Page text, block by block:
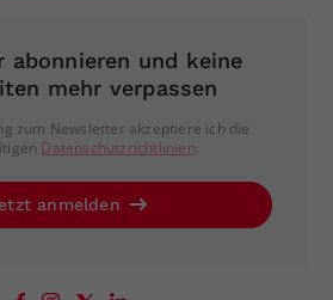
abonnieren und keine
mehr verpassen
zum Newsletter akzeptiere ich die
Datenschutzrichtlinien.
anmelden